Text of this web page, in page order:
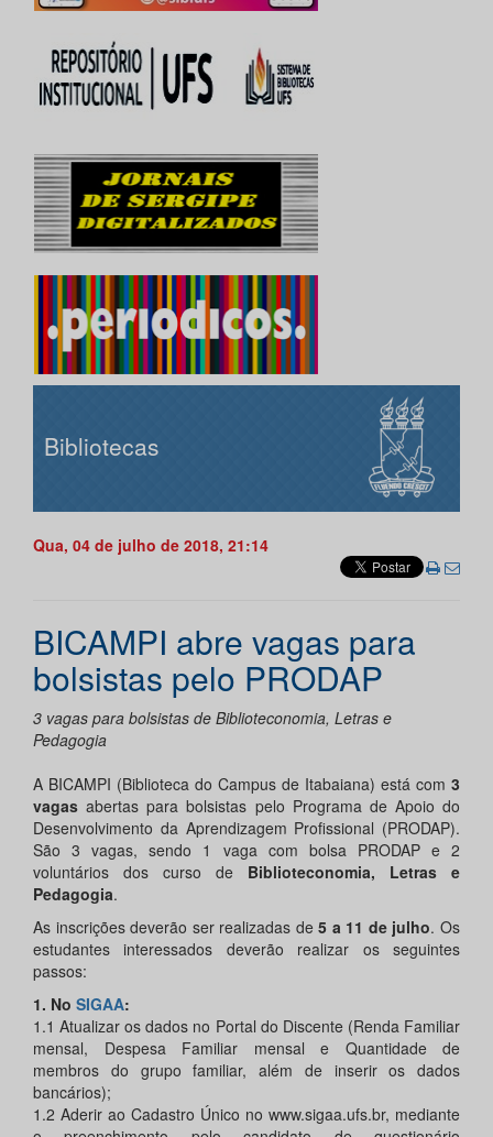
Bibliotecas
Qua, 04 de julho de 2018, 21:14
BICAMPI abre vagas para
bolsistas pelo PRODAP
3 vagas para bolsistas de Biblioteconomia, Letras e
Pedagogia
A BICAMPI (Biblioteca do Campus de Itabaiana) está com 3
vagas abertas para bolsistas pelo Programa de Apoio do
Desenvolvimento da Aprendizagem Profissional (PRODAP).
São 3 vagas, sendo 1 vaga com bolsa PRODAP e 2
voluntários dos curso de Biblioteconomia, Letras e
Pedagogia.
As inscrições deverão ser realizadas de5 a 11 de julho. Os
estudantes interessados deverão realizar os seguintes
passos:
1. No SIGAA:
1.1 Atualizar os dados no Portal do Discente (Renda Familiar
mensal, Despesa Familiar mensal e Quantidade de
membros do grupo familiar, além de inserir os dados
bancários);
1.2 Aderir ao Cadastro Único no www.sigaa.ufs.br, mediante